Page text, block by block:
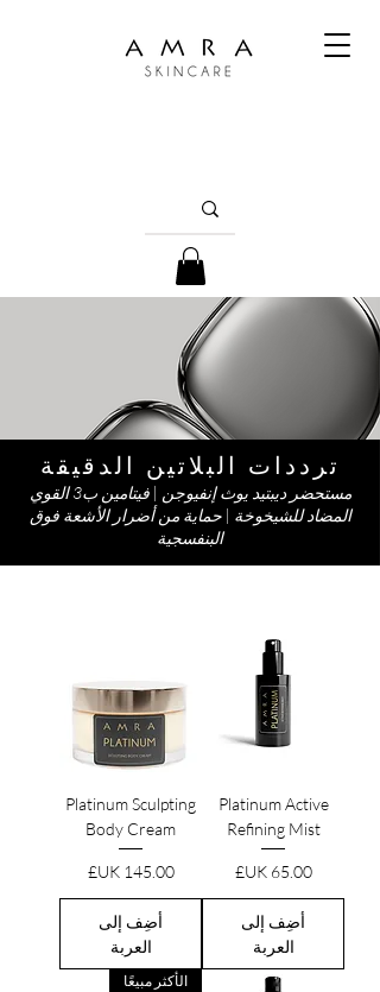
ترددات البلاتين الدقيقة
مستحضر ديبتيد يوث إنفيوجن | فيتامين ب3 القوي
المضاد للشيخوخة | حماية من أضرار الأشعة فوق
البنفسجية
Platinum Active
Refining Mist
السعر‏65.00 UK£
أضِف إلى
العربة
Platinum Sculpting
Body Cream
السعر‏145.00 UK£
أضِف إلى
العربة
الأكثر مبيعًا